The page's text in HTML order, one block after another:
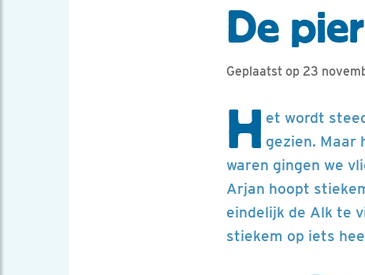
De
Geplaatst op 23
H et wordt
gezien. Maar
waren gingen we
Arjan hoopt
eindelijk de Alk te
stiekem op iets